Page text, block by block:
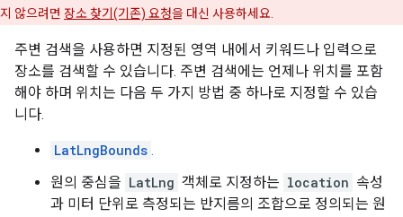
지 않으려면 장소 찾기(기존) 요청을 대신 사용하세요.
주변 검색을 사용하면 지정된 영역 내에서 키워드나 입력으로
장소를 검색할 수 있습니다. 주변 검색에는 언제나 위치를 포함
해야 하며 위치는 다음 두 가지 방법 중 하나로 지정할 수 있습
니다.
LatLngBounds .
원의 중심을 LatLng 객체로 지정하는 location 속성
과 미터 단위로 측정되는 반지름의 조합으로 정의되는 원